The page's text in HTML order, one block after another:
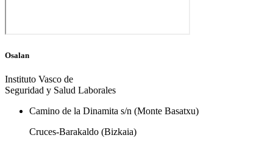
Osalan
Instituto Vasco de
Seguridad y Salud Laborales
Camino de la Dinamita s/n (Monte Basatxu)
Cruces-Barakaldo (Bizkaia)